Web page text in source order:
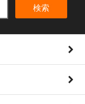
検索